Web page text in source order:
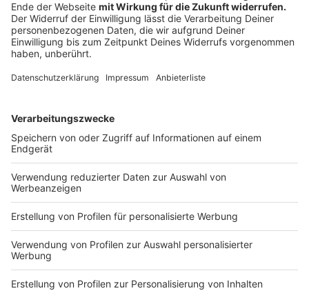
Anzeige
Kinderpornografie zweifach vorbestraft. Im Januar
Bewährung verurteilt worden. Gegenstand waren
Taten von 2010 bis 2013 wegen Zugänglichmachens
kinderpornografischer Schriften im Internet und
erneut verurteilt, wobei es um Taten aus 2014 ging.
Anzeige
In Behörden, Gerichten und Sozialeinrichtungen gebe
es nicht genug Wissen über Täterstrategien und